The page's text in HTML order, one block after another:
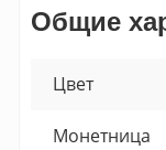
Общие
Цвет
Монетница